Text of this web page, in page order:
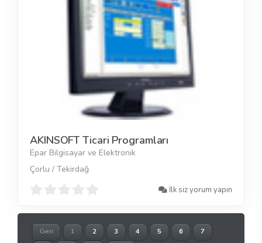
AKINSOFT Ticari Programları
Epar Bilgisayar ve Elektronik
Çorlu / Tekirdağ
İlk siz yorum yapın
Geri 1 2 3 4 5 6
7